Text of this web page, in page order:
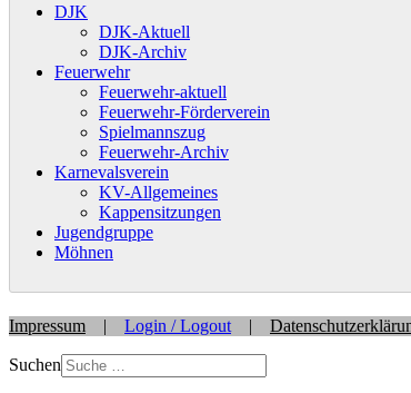
DJK
DJK-Aktuell
DJK-Archiv
Feuerwehr
Feuerwehr-aktuell
Feuerwehr-Förderverein
Spielmannszug
Feuerwehr-Archiv
Karnevalsverein
KV-Allgemeines
Kappensitzungen
Jugendgruppe
Möhnen
Impressum | Login / Logout |
Suchen